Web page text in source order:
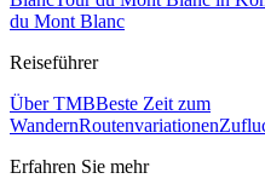
du Mont Blanc
Reiseführer
Über TMBBeste Zeit zum
WandernRoutenvariationen
Erfahren Sie mehr